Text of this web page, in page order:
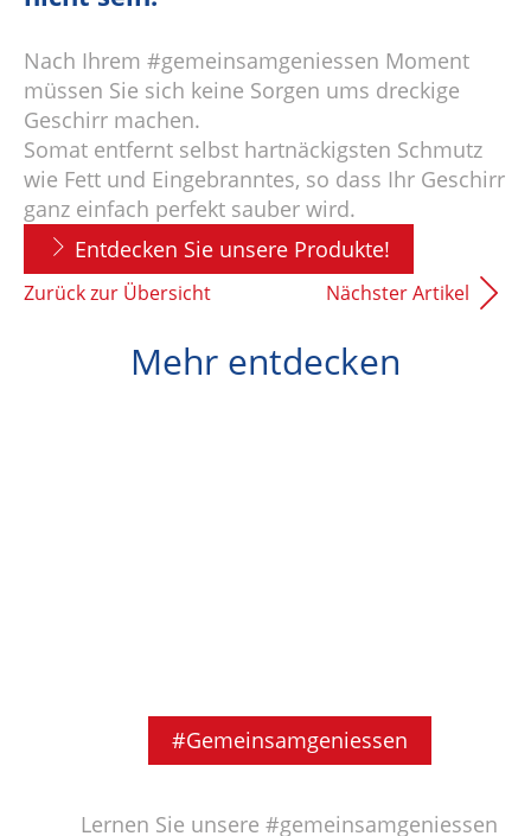
Nach Ihrem #gemeinsamgeniessen Moment
müssen Sie sich keine Sorgen ums dreckige
Geschirr machen.
Somat entfernt selbst hartnäckigsten Schmutz
wie Fett und Eingebranntes, so dass Ihr Geschirr
ganz einfach perfekt sauber wird.
Entdecken Sie unsere Produkte!
Zurück zur Übersicht Nächster Artikel
Mehr entdecken
#Gemeinsamgeniessen
Lernen Sie unsere #gemeinsamgeniessen